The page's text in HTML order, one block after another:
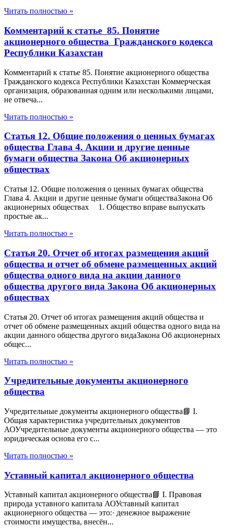
Читать полностью »
Комментарий к статье 85. Понятие
акционерного общества Гражданского кодекса
Республики Казахстан
Комментарий к статье 85. Понятие акционерного общества
Гражданского кодекса Республики Казахстан Коммерческая
организация, образованная одним или несколькими лицами,
не отвеча...
Читать полностью »
Статья 12. Общие положения о ценных бумагах
общества Глава 4. Акции и другие ценные
бумаги общества Закона Об акционерных
обществах
Статья 12. Общие положения о ценных бумагах общества
Глава 4. Акции и другие ценные бумаги обществаЗакона Об
акционерных обществах 1. Общество вправе выпускать
простые ак...
Читать полностью »
Статья 20. Отчет об итогах размещения акций
общества и отчет об обмене размещенных акций
общества одного вида на акции данного
общества другого вида Закона Об акционерных
обществах
Статья 20. Отчет об итогах размещения акций общества и
отчет об обмене размещенных акций общества одного вида на
акции данного общества другого видаЗакона Об акционерных
общес...
Читать полностью »
Учредительные документы акционерного
общества
Учредительные документы акционерного общества📘 I.
Общая характеристика учредительных документов
АОУчредительные документы акционерного общества — это
юридическая основа его с...
Читать полностью »
Уставный капитал акционерного общества
Уставный капитал акционерного общества📘 I. Правовая
природа уставного капитала АОУставный капитал
акционерного общества — это:· денежное выражение
стоимости имущества, внесён...